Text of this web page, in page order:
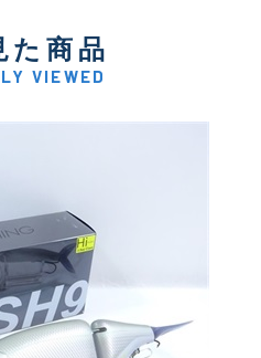
た商品
VIEWED